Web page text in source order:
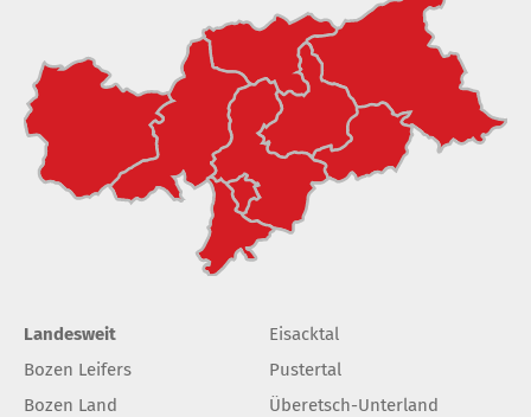
Landesweit
Bozen Leifers
Bozen Land
Eisacktal
Pustertal
Überetsch-Unterland